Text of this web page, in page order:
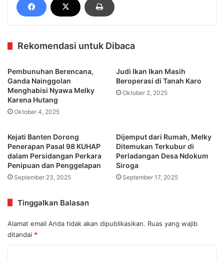
Rekomendasi untuk Dibaca
Pembunuhan Berencana,
Ganda Nainggolan
Menghabisi Nyawa Melky
Karena Hutang
Oktober 4, 2025
Judi Ikan Ikan Masih
Beroperasi di Tanah Karo
Oktober 2, 2025
Kejati Banten Dorong
Penerapan Pasal 98 KUHAP
dalam Persidangan Perkara
Penipuan dan Penggelapan
September 23, 2025
Dijemput dari Rumah, Melky
Ditemukan Terkubur di
Perladangan Desa Ndokum
Siroga
September 17, 2025
Tinggalkan Balasan
Alamat email Anda tidak akan dipublikasikan. Ruas yang wajib
ditandai *